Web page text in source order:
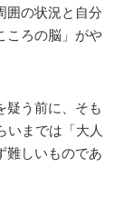
囲の状況と自分
ころの脳」がや
疑う前に、そも
いまでは「大人
難しいものであ